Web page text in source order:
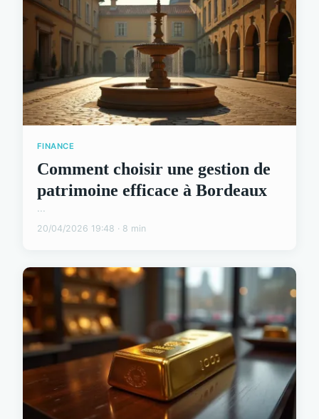
FINANCE
Comment choisir une gestion de
patrimoine efficace à Bordeaux
...
20/04/2026 19:48 · 8 min